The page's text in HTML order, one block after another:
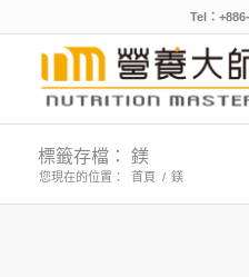
Tel：
標籤存檔： 鎂
您現在的位置： 首頁 / 鎂